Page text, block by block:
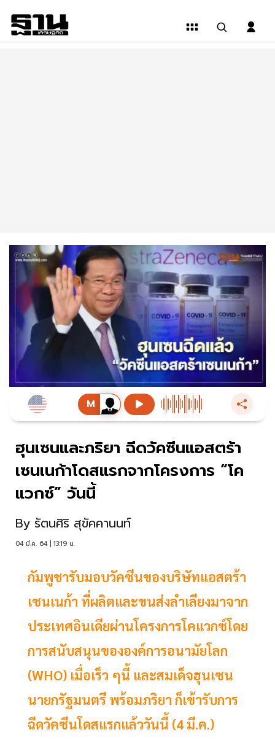
ฮุนเซนและภริยา ฉีดวัคซีนแอสตร้า
เซนเนก้าโดสแรกจากโครงการ “โค
แวกซ์” วันนี้
By รัตนศิริ สุขัคคานนท์
04 มี.ค. 64 | 13:19 น.
กัมพูชารับมอบวัคซีนของบริษัทแอสตร้า
เซนเนก้า ที่ผลิตและขนส่งลำเลียงมาจาก
ประเทศอินเดียผ่านโครงการโคแวกซ์โดย
การสนับสนุนขององค์การอนามัยโลก
(WHO) เมื่อเร็ว ๆนี้ และสมเด็จฮุนเซน
นายกรัฐมนตรี พร้อมภริยา ก็เข้ารับการ
ฉีดวัคซีนโดสแรกแล้ววันนี้ (4 มี.ค.)